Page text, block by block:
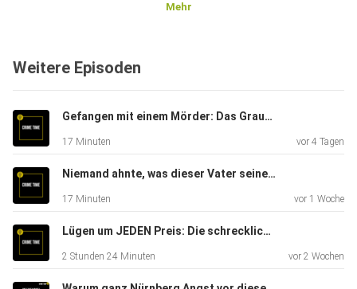
⁠https://anchor.fm/crime-time/subscribe⁠ Supporte meinen
Podcast mit einem kostenpflichtigen Abo! Das Abo
beinhaltet
KEINEN exklusiven Content, es ist nur Support.
Mehr
Weitere Episoden
Gefangen mit einem Mörder: Das Grauen auf der MS Bärbel | Crime Time Doku
17 Minuten vor 4 Tagen
Niemand ahnte, was dieser Vater seinen Kindern antun würde: Der Vierfachmord von Ilsede | Crime Time Doku
17 Minuten vor 1 Woche
Lügen um JEDEN Preis: Die schrecklichsten Catfish-Fälle | Crime Time Compilation
2 Stunden 24 Minuten vor 2 Wochen